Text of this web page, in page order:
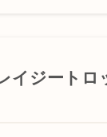
イジートロ